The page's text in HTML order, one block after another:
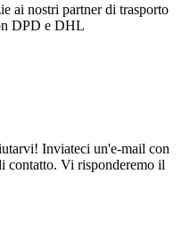
ai nostri partner di trasporto
DPD e DHL
Inviateci un'e-mail con
contatto. Vi risponderemo il